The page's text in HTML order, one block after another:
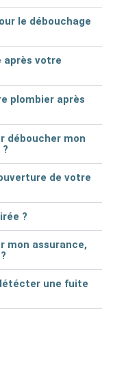
le débouchage
après votre
plombier après
déboucher mon
de votre
?
mon assurance,
une fuite